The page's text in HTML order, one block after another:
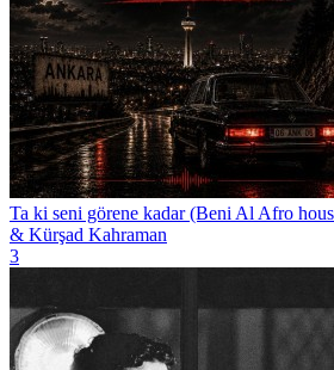
Ta ki seni görene kadar (Beni Al Afro
& Kürşad Kahraman
3